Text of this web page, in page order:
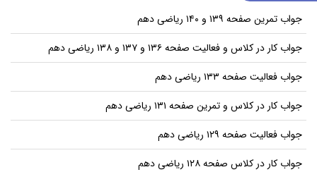
جواب تمرین صفحه ۱۳۹ و ۱۴۰ ریاضی دهم
جواب کار در کلاس و فعالیت صفحه ۱۳۶ و ۱۳۷ و ۱۳۸ ریاضی دهم
جواب فعالیت صفحه ۱۳۳ ریاضی دهم
جواب کار در کلاس و تمرین صفحه ۱۳۱ ریاضی دهم
جواب فعالیت صفحه ۱۲۹ ریاضی دهم
جواب کار در کلاس صفحه ۱۲۸ ریاضی دهم